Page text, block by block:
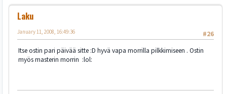
Laku
#26
January 11, 2008, 16:49:36
Itse ostin pari päivää sitte :D hyvä vapa morrilla pilkkimiseen . Ostin
myös masterin morrin :lol: